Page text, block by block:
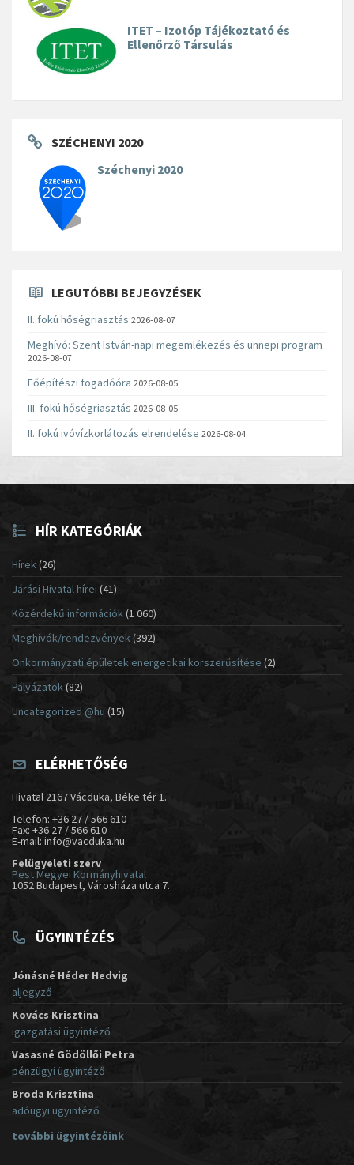
ITET – Izotóp Tájékoztató és
Ellenőrző Társulás
SZÉCHENYI 2020
Széchenyi 2020
LEGUTÓBBI BEJEGYZÉSEK
II. fokú hőségriasztás 2026-08-07
Meghívó: Szent István-napi megemlékezés és ünnepi program
2026-08-07
Főépítészi fogadóóra 2026-08-05
III. fokú hőségriasztás 2026-08-05
II. fokú ivóvízkorlátozás elrendelése 2026-08-04
HÍR KATEGÓRIÁK
Hírek(26)
Járási Hivatal hírei (41)
Közérdekű információk(1 060)
Meghívók/rendezvények (392)
Önkormányzati épületek energetikai korszerűsítése (2)
Pályázatok (82)
Uncategorized @hu (15)
ELÉRHETŐSÉG
Hivatal 2167 Vácduka, Béke tér 1.
Telefon: +36 27 / 566 610
Fax: +36 27 / 566 610
E-mail: info@vacduka.hu
Felügyeleti szerv
Pest Megyei Kormányhivatal
1052 Budapest, Városháza utca 7.
ÜGYINTÉZÉS
Jónásné Héder Hedvig
aljegyző
Kovács Krisztina
igazgatási ügyintéző
Vasasné Gödöllői Petra
pénzügyi ügyintéző
Broda Krisztina
adóügyi ügyintéző
további ügyintézőink